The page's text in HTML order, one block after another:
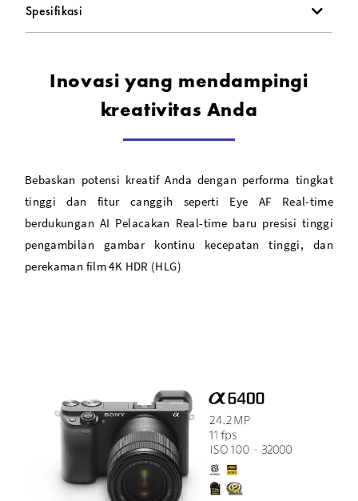
Spesifikasi
Inovasi yang mendampingi
kreativitas Anda
Bebaskan potensi kreatif Anda dengan performa tingkat
tinggi dan fitur canggih seperti Eye AF Real-time
berdukungan AI Pelacakan Real-time baru presisi tinggi
pengambilan gambar kontinu kecepatan tinggi, dan
perekaman film 4K HDR (HLG)